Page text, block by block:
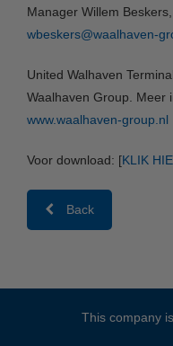
Manager Willem
wbeskers@waalhaven-
United Walhaven
Waalhaven Group. Meer
www.waalhaven-group.nl
Voor download: [KLIK
Back
This company